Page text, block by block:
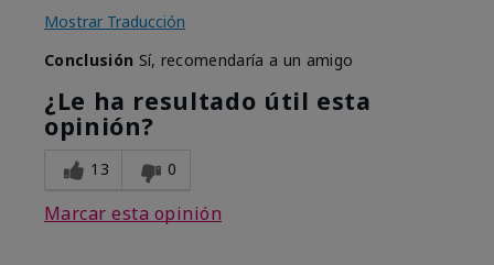
Mostrar Traducción
Conclusión Sí, recomendaría a un amigo
¿Le ha resultado útil esta
opinión?
13 0
Marcar esta opinión